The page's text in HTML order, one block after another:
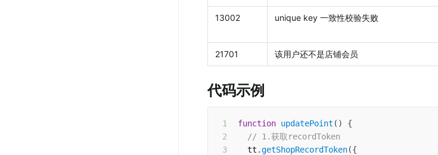
13002 unique key 一致性校验失败
21701 该用户还不是店铺会员
代码示例
function updatePoint ( )
{
// 1.获取recordToken
  tt
.getShopRecordToken({